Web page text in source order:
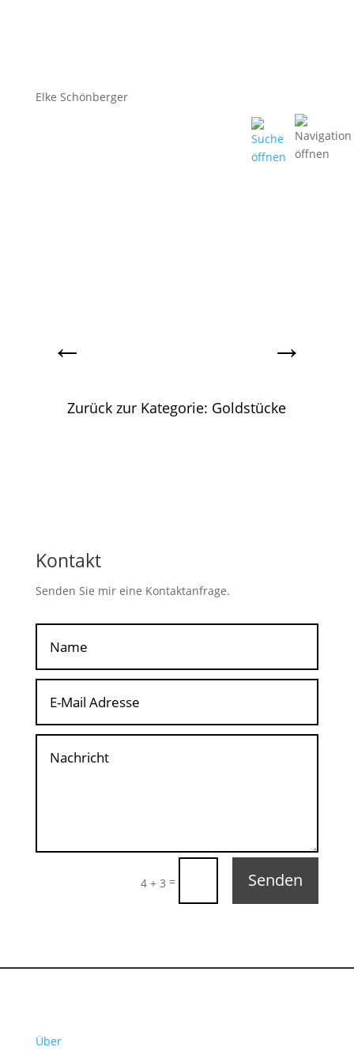
Elke Schönberger
← →
Zurück zur Kategorie: Goldstücke
Kontakt
Senden Sie mir eine Kontaktanfrage.
4 + 3 = Senden
Über